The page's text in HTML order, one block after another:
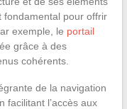
fondamental pour offrir
exemple, le portail
grâce à des
cohérents.
de la navigation
facilitant l’accès aux